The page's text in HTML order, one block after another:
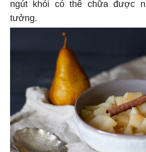
ngút khói có thể chữa được
tưởng.